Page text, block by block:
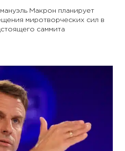
Макрон планирует
миротворческих сил в
саммита